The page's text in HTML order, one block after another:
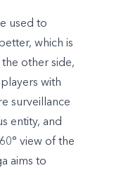
used to
which is
other side,
with
surveillance
entity, and
view of the
aims to